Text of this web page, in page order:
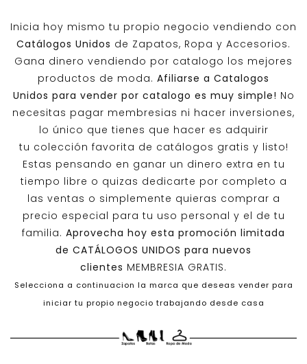
Inicia hoy mismo tu propio negocio vendiendo con
Catálogos Unidos de Zapatos, Ropa y Accesorios.
Gana dinero vendiendo por catalogo los mejores
productos de moda. Afiliarse a Catalogos
Unidos para vender por catalogo es muy simple! No
necesitas pagar membresias ni hacer inversiones,
lo único que tienes que hacer es adquirir
tu colección favorita de catálogos gratis y listo!
Estas pensando en ganar un dinero extra en tu
tiempo libre o quizas dedicarte por completo a
las ventas o simplemente quieras comprar a
precio especial para tu uso personal y el de tu
familia. Aprovecha hoy esta promoción limitada
de CATÁLOGOS UNIDOS para nuevos
clientes MEMBRESIA GRATIS.
Selecciona a continuacion la marca que deseas vender para
iniciar tu propio negocio trabajando desde casa